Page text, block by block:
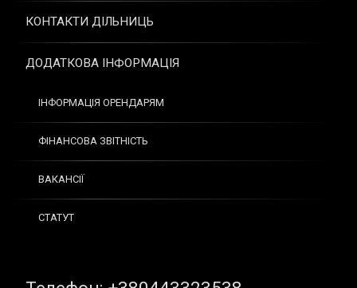
КОНТАКТИ ДІЛЬНИЦЬ
ДОДАТКОВА ІНФОРМАЦІЯ
ІНФОРМАЦІЯ ОРЕНДАРЯМ
ФІНАНСОВА ЗВІТНІСТЬ
ВАКАНСІЇ
СТАТУТ